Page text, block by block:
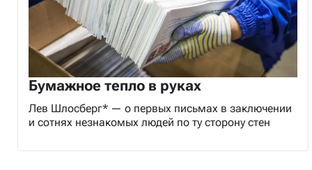
Бумажное тепло в руках
Лев Шлосберг* — о первых письмах в заключении
и сотнях незнакомых людей по ту сторону стен